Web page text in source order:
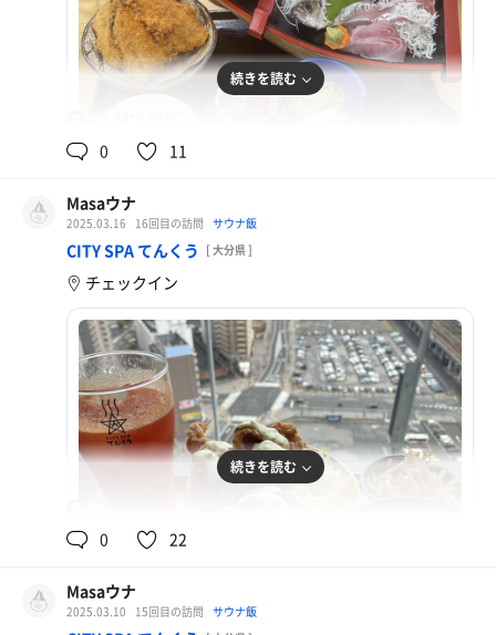
日保丸定食
続きを読む
0 11
Masaウナ
2025.03.16 16回目の訪問 サウナ飯
CITY SPA てんくう [ 大分県 ]
チェックイン
からあげ定食とトマトスカッシュ
続きを読む
0 22
Masaウナ
2025.03.10 15回目の訪問 サウナ飯